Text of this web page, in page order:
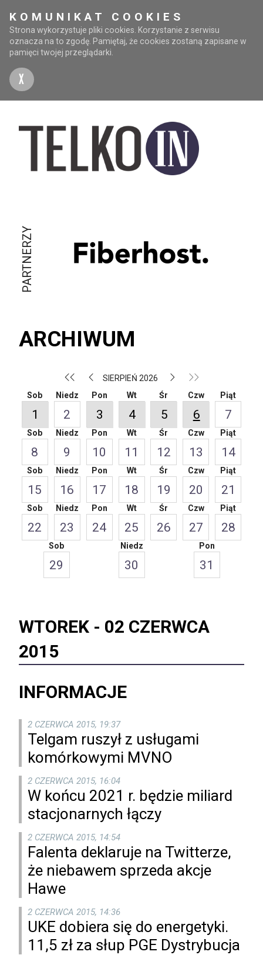
KOMUNIKAT COOKIES
Strona wykorzystuje pliki cookies. Korzystanie z serwisu
oznacza na to zgodę. Pamiętaj, że cookies zostaną zapisane w
pamięci twojej przeglądarki.
X
PARTNERZY
ARCHIWUM
SIERPIEŃ 2026
Sob
1
Niedz
2
Pon
3
Wt
4
Śr
5
Czw
6
Piąt
7
Sob
8
Niedz
9
Pon
10
Wt
11
Śr
12
Czw
13
Piąt
14
Sob
15
Niedz
16
Pon
17
Wt
18
Śr
19
Czw
20
Piąt
21
Sob
22
Niedz
23
Pon
24
Wt
25
Śr
26
Czw
27
Piąt
28
Sob
29
Niedz
30
Pon
31
WTOREK - 02 CZERWCA
2015
INFORMACJE
2 CZERWCA 2015, 19:37
Telgam ruszył z usługami
komórkowymi MVNO
2 CZERWCA 2015, 16:04
W końcu 2021 r. będzie miliard
stacjonarnych łączy
2 CZERWCA 2015, 14:54
Falenta deklaruje na Twitterze,
że niebawem sprzeda akcje
Hawe
2 CZERWCA 2015, 14:36
UKE dobiera się do energetyki.
11,5 zł za słup PGE Dystrybucja